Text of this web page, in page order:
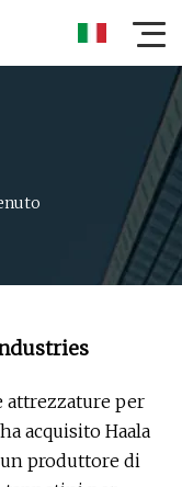
attrezzature per
acquisito Haala
produttore di